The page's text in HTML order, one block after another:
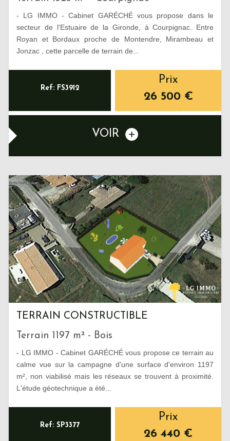
- LG IMMO - Cabinet GARÉCHÉ vous propose dans le
secteur de l'Estuaire de la Gironde, à Courpignac. Entre
Royan et Bordaux proche de Montendre, Mirambeau et
Jonzac , cette parcelle de terrain de...
Ref: FS3912
Prix
26 500 €
VOIR
TERRAIN CONSTRUCTIBLE
Terrain 1197 m² - Bois
- LG IMMO - Cabinet GARÉCHÉ vous propose ce terrain au
calme vue sur la campagne d'une surface d'environ 1197
m², non viabilisé mais les réseaux se trouvent à proximité.
L'étude géotechnique a été...
Ref: SP3377
Prix
26 440 €